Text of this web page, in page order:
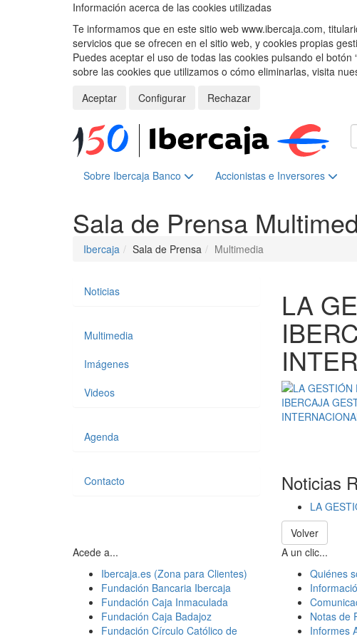
Información acerca de las cookies utilizadas
Te informamos que en este sitio web www.ibercaja.com,
servicios que se ofrecen en el sitio web, y cookies propias
Puedes aceptar el uso de todas las cookies pulsando el
sobre las cookies que utilizamos o cómo eliminarlas, visita
Aceptar
Configurar
Rechazar
Sobre Ibercaja Banco Accionistas e Inversores
Sala de Prensa
Ibercaja Sala de Prensa Multimedia
LA
Noticias
LA
Volver
Noticias
Multimedia
Imágenes
Videos
Agenda
Contacto
Acede a...
Ibercaja.es (Zona para Clientes)
Fundación Bancaria Ibercaja
Fundación Caja Inmaculada
Fundación Caja Badajoz
Fundación Círculo Católico de
A un clic...
Quiénes
Notas de
Informes